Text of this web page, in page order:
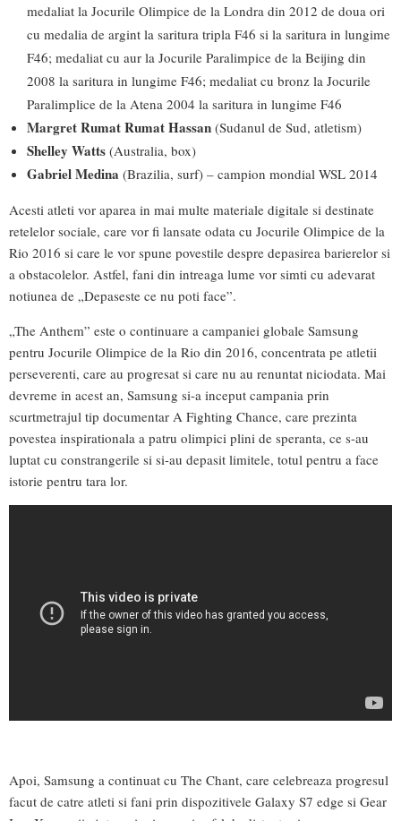
medaliat la Jocurile Olimpice de la Londra din 2012 de doua ori
cu medalia de argint la saritura tripla F46 si la saritura in lungime
F46; medaliat cu aur la Jocurile Paralimpice de la Beijing din
2008 la saritura in lungime F46; medaliat cu bronz la Jocurile
Paralimplice de la Atena 2004 la saritura in lungime F46
Margret Rumat Rumat Hassan (Sudanul de Sud, atletism)
Shelley Watts (Australia, box)
Gabriel Medina (Brazilia, surf) – campion mondial WSL 2014
Acesti atleti vor aparea in mai multe materiale digitale si destinate
retelelor sociale, care vor fi lansate odata cu Jocurile Olimpice de la
Rio 2016 si care le vor spune povestile despre depasirea barierelor si
a obstacolelor. Astfel, fani din intreaga lume vor simti cu adevarat
notiunea de „Depaseste ce nu poti face”.
„The Anthem” este o continuare a campaniei globale Samsung
pentru Jocurile Olimpice de la Rio din 2016, concentrata pe atletii
perseverenti, care au progresat si care nu au renuntat niciodata. Mai
devreme in acest an, Samsung si-a inceput campania prin
scurtmetrajul tip documentar A Fighting Chance, care prezinta
povestea inspirationala a patru olimpici plini de speranta, ce s-au
luptat cu constrangerile si si-au depasit limitele, totul pentru a face
istorie pentru tara lor.
Apoi, Samsung a continuat cu The Chant, care celebreaza progresul
facut de catre atleti si fani prin dispozitivele Galaxy S7 edge si Gear